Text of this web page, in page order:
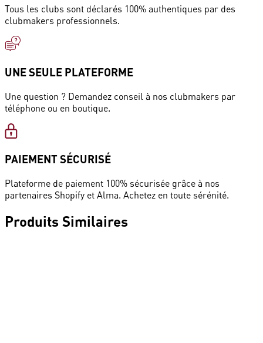
Tous les clubs sont déclarés 100% authentiques par des
clubmakers professionnels.
UNE SEULE PLATEFORME
Une question ? Demandez conseil à nos clubmakers par
téléphone ou en boutique.
PAIEMENT SÉCURISÉ
Plateforme de paiement 100% sécurisée grâce à nos
partenaires Shopify et Alma. Achetez en toute sérénité.
Produits Similaires